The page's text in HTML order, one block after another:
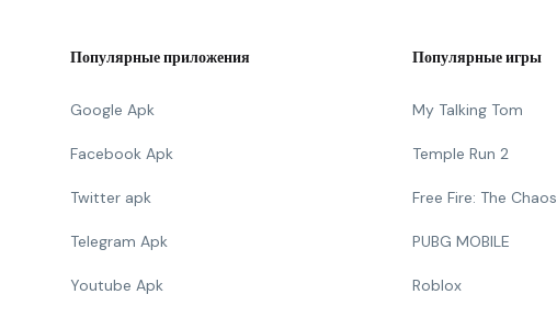
Популярные приложения
Google Apk
Facebook Apk
Twitter apk
Telegram Apk
Youtube Apk
Популярные игры
My Talking Tom
Temple Run 2
Free Fire: The Chaos
PUBG MOBILE
Roblox